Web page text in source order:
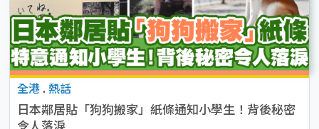
全港 . 熱話
日本鄰居貼「狗狗搬家」紙條通知小學生！背後秘密
令人落淚